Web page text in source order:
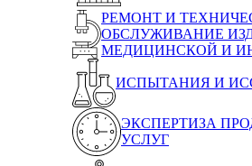
РЕМОНТ И
ОБСЛУЖИВАНИЕ
МЕДИЦИНСКОЙ И
ИСПЫТАНИЯ И
ЭКСПЕРТИЗА
УСЛУГ